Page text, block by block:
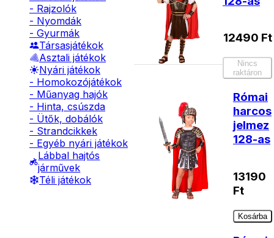
- Rajzolók
- Nyomdák
- Gyurmák
Társasjátékok
Asztali játékok
Nyári játékok
- Homokozójátékok
- Műanyag hajók
- Hinta, csúszda
- Ütők, dobálók
- Strandcikkek
- Egyéb nyári játékok
Lábbal hajtós
járművek
Téli játékok
12490 Ft
Nincs
raktáron
Római
harcos
jelmez
128-as
13190
Ft
Kosárba